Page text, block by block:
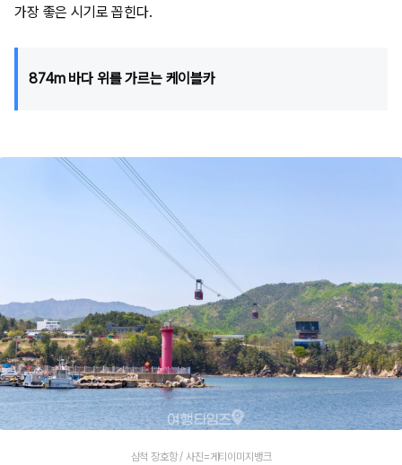
가장 좋은 시기로 꼽힌다.
874m 바다 위를 가르는 케이블카
삼척 장호항 / 사진=게티이미지뱅크